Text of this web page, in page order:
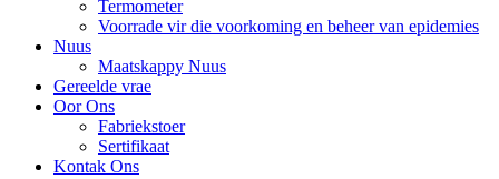
Termometer
Voorrade vir die voorkoming en beheer van epidemies
Nuus
Maatskappy Nuus
Gereelde vrae
Oor Ons
Fabriekstoer
Sertifikaat
Kontak Ons